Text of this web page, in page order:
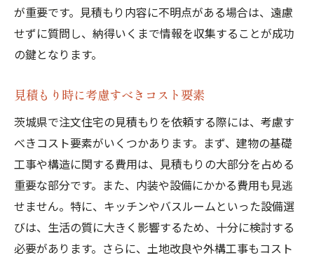
見積もりの透明性を確保する方法
コミュニケーション不足によるミスを防ぐ
過去の事例を参考にするメリット
見積もりに関するトラブル解決策
計画
理想の住宅像を描くためのヒント
見積もりを依頼する前に考えるべきこと
長期的な視点での住宅計画
見積もりを反映させた現実的な設計
施工会社との密な連携で計画を実現
が重要です。見積もり内容に不明点がある場合は、遠慮
せずに質問し、納得いくまで情報を収集することが成功
の鍵となります。
見積もり時に考慮すべきコスト要素
茨城県で注文住宅の見積もりを依頼する際には、考慮す
べきコスト要素がいくつかあります。まず、建物の基礎
工事や構造に関する費用は、見積もりの大部分を占める
重要な部分です。また、内装や設備にかかる費用も見逃
せません。特に、キッチンやバスルームといった設備選
びは、生活の質に大きく影響するため、十分に検討する
必要があります。さらに、土地改良や外構工事もコスト